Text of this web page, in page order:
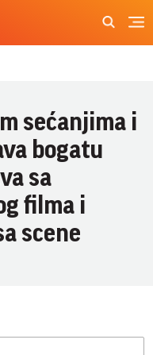
sećanjima i
bogatu
sa
filma i
scene